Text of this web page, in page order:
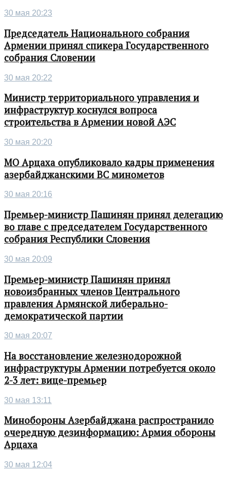
30 мая 20:23
Председатель Национального собрания
Армении принял спикера Государственного
собрания Словении
30 мая 20:22
Министр территориального управления и
инфраструктур коснулся вопроса
строительства в Армении новой АЭС
30 мая 20:20
МО Арцаха опубликовало кадры применения
азербайджанскими ВС минометов
30 мая 20:16
Премьер-министр Пашинян принял делегацию
во главе с председателем Государственного
собрания Республики Словения
30 мая 20:09
Премьер-министр Пашинян принял
новоизбранных членов Центрального
правления Армянской либерально-
демократической партии
30 мая 20:07
На восстановление железнодорожной
инфраструктуры Армении потребуется около
2-3 лет: вице-премьер
30 мая 13:11
Минобороны Азербайджана распространило
очередную дезинформацию: Армия обороны
Арцаха
30 мая 12:04